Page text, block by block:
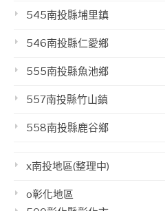
545南投縣埔里鎮
546南投縣仁愛鄉
555南投縣魚池鄉
557南投縣竹山鎮
558南投縣鹿谷鄉
x南投地區(整理中)
o彰化地區